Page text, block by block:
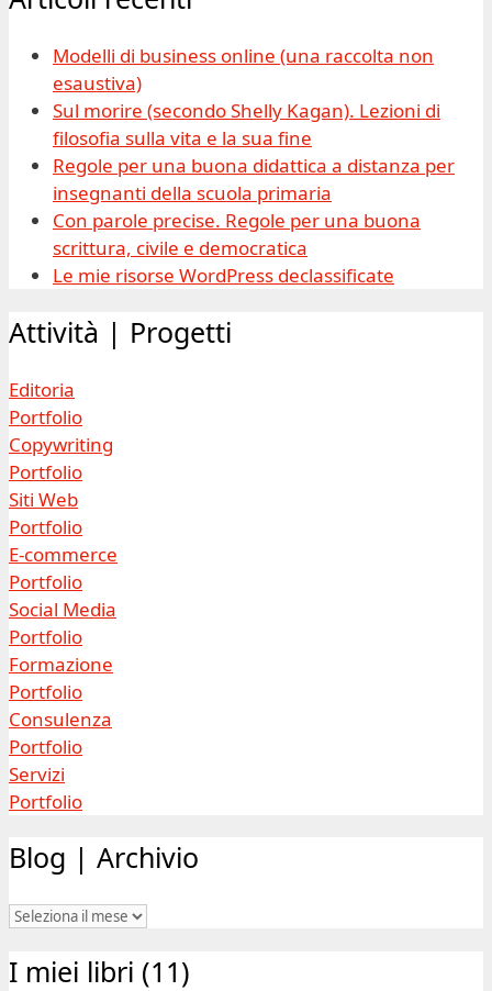
Modelli di business online (una raccolta non
esaustiva)
Sul morire (secondo Shelly Kagan). Lezioni di
filosofia sulla vita e la sua fine
Regole per una buona didattica a distanza per
insegnanti della scuola primaria
Con parole precise. Regole per una buona
scrittura, civile e democratica
Le mie risorse WordPress declassificate
Attività | Progetti
Editoria
Portfolio
Copywriting
Portfolio
Siti Web
Portfolio
E-commerce
Portfolio
Social Media
Portfolio
Formazione
Portfolio
Consulenza
Portfolio
Servizi
Portfolio
Blog | Archivio
Blog
Archivio
I miei libri (11)